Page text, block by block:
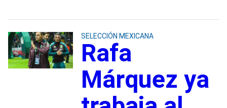
SELECCIÓN MEXICANA
Rafa
Márquez ya